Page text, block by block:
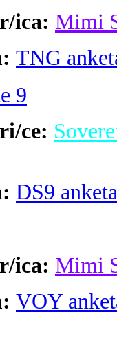
ica: Mimi
TNG
9
ce:
DS9 anketa
ica: Mimi
VOY